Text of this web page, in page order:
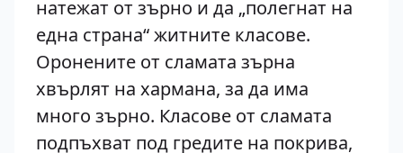
натежат от зърно и да „полегнат на
една страна“ житните класове.
Оронените от сламата зърна
хвърлят на хармана, за да има
много зърно. Класове от сламата
подпъхват под гредите на покрива,